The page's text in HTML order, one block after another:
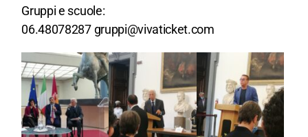
Gruppi e scuole:
06.48078287 gruppi@vivaticket.com